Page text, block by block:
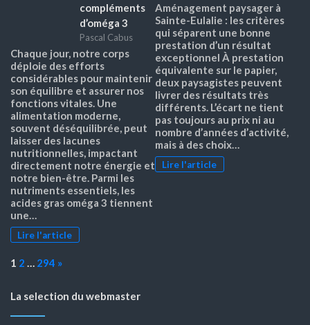
compléments
d’oméga 3
Pascal Cabus
Chaque jour, notre corps
déploie des efforts
considérables pour maintenir
son équilibre et assurer nos
fonctions vitales. Une
alimentation moderne,
souvent déséquilibrée, peut
laisser des lacunes
nutritionnelles, impactant
directement notre énergie et
notre bien-être. Parmi les
nutriments essentiels, les
acides gras oméga 3 tiennent
une…
Lire l'article
Aménagement paysager à
Sainte-Eulalie : les critères
qui séparent une bonne
prestation d’un résultat
exceptionnel À prestation
équivalente sur le papier,
deux paysagistes peuvent
livrer des résultats très
différents. L’écart ne tient
pas toujours au prix ni au
nombre d’années d’activité,
mais à des choix…
Lire l'article
Page:
1 2 … 294 Next
»
La selection du webmaster